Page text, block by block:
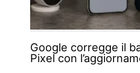
Google corregge il
Pixel con